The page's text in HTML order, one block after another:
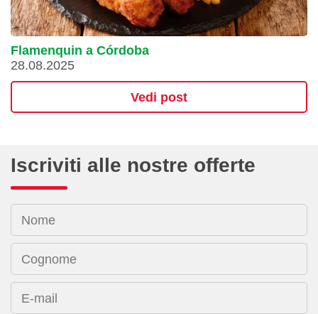
Flamenquin a Córdoba
28.08.2025
Vedi post
Iscriviti alle nostre offerte
Nome
Cognome
E-mail